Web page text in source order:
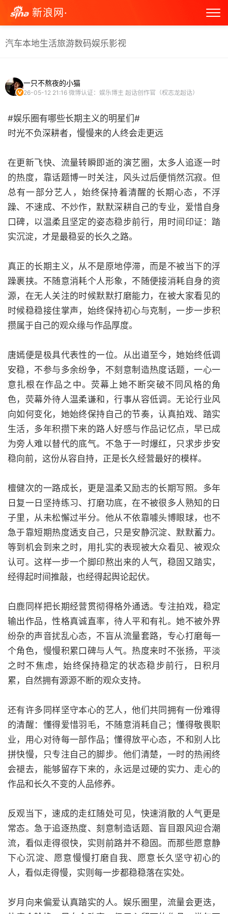
新浪网·
汽车本地生活旅游数码娱乐影视
一只不熬夜的小猫
26-05-12 21:16 微博认证：娱乐博主 超话创作官（权志龙超话）
#娱乐圈有哪些长期主义的明星们#
时光不负深耕者，慢慢来的人终会走更远
在更新飞快、流量转瞬即逝的演艺圈，太多人追逐一时
的热度，靠话题博一时关注，风头过后便悄然沉寂。但
总有一部分艺人，始终保持着清醒的长期心态，不浮
躁、不速成、不炒作，默默深耕自己的专业，爱惜自身
口碑，以温柔且坚定的姿态稳步前行，用时间印证：踏
实沉淀，才是最稳妥的长久之路。
真正的长期主义，从不是原地停滞，而是不被当下的浮
躁裹挟。不随意消耗个人形象，不随便接消耗自身的资
源，在无人关注的时候默默打磨能力，在被大家看见的
时候稳稳接住掌声，始终保持初心与克制，一步一步积
攒属于自己的观众缘与作品厚度。
唐嫣便是极具代表性的一位。从出道至今，她始终低调
安稳，不参与多余纷争，不刻意制造热度话题，一心一
意扎根在作品之中。荧幕上她不断突破不同风格的角
色，荧幕外待人温柔谦和，行事从容低调。无论行业风
向如何变化，她始终保持自己的节奏，认真拍戏、踏实
生活，多年积攒下来的路人好感与作品记忆点，早已成
为旁人难以替代的底气。不急于一时爆红，只求步步安
稳向前，这份从容自持，正是长久经营最好的模样。
檀健次的一路成长，更是温柔又励志的长期写照。多年
日复一日坚持练习、打磨功底，在不被很多人熟知的日
子里，从未松懈过半分。他从不依靠噱头博眼球，也不
急于靠短期热度透支自己，只是安静沉淀、默默蓄力。
等到机会到来之时，用扎实的表现被大众看见、被观众
认可。这样一步一个脚印熬出来的人气，稳固又踏实，
经得起时间推敲，也经得起舆论起伏。
白鹿同样把长期经营贯彻得格外通透。专注拍戏，稳定
输出作品，性格真诚直率，待人平和有礼。她不被外界
纷杂的声音扰乱心态，不盲从流量套路，专心打磨每一
个角色，慢慢积累口碑与人气。热度来时不张扬，平淡
之时不焦虑，始终保持稳定的状态稳步前行，日积月
累，自然拥有源源不断的观众支持。
还有许多同样坚守本心的艺人，他们共同拥有一份难得
的清醒：懂得爱惜羽毛，不随意消耗自己；懂得敬畏职
业，用心对待每一部作品；懂得放平心态，不和别人比
拼快慢，只专注自己的脚步。他们清楚，一时的热闹终
会褪去，能够留存下来的，永远是过硬的实力、走心的
作品和长久不变的人品修养。
反观当下，速成的走红随处可见，快速消散的人气更是
常态。急于追逐热度、刻意制造话题、盲目跟风迎合潮
流，看似走得很快，实则前路并不稳固。而那些愿意静
下心沉淀、愿意慢慢打磨自我、愿意长久坚守初心的
人，看似走得慢，实则每一步都稳稳落在实处。
岁月向来偏爱认真踏实的人。娱乐圈里，流量会更迭，